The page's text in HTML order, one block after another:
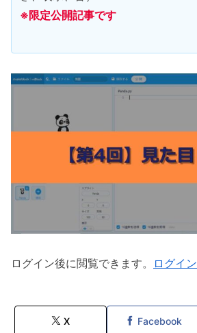
※限定公開記事です
ログイン後に閲覧できます。 ログイン
X Facebook